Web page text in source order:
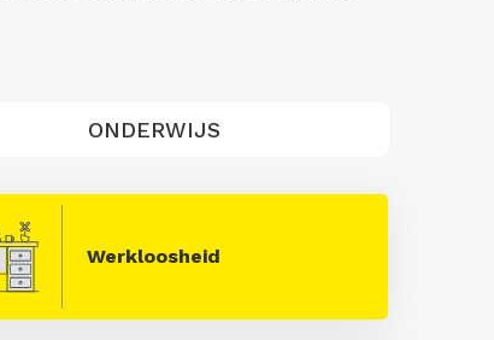
ONDERWIJS
Werkloosheid